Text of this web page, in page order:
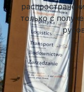
только с